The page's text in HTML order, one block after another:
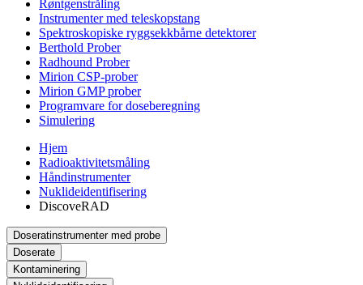
Røntgenstråling
Instrumenter med teleskopstang
Spektroskopiske ryggsekkbårne detektorer
Berthold Prober
Radhound Prober
Mirion CSP-prober
Mirion GMP prober
Programvare for doseberegning
Simulering
Hjem
Radioaktivitetsmåling
Håndinstrumenter
Nuklideidentifisering
DiscoveRAD
Doseratinstrumenter med probe
Doserate
Kontaminering